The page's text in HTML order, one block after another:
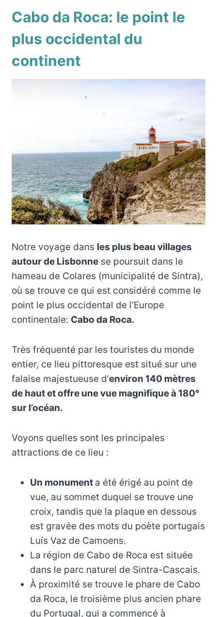
Cabo da Roca: le point le
plus occidental du
continent
Notre voyage dans les plus beau villages
autour de Lisbonne se poursuit dans le
hameau de Colares (municipalité de Sintra),
où se trouve ce qui est considéré comme le
point le plus occidental de l’Europe
continentale: Cabo da Roca.
Très fréquenté par les touristes du monde
entier, ce lieu pittoresque est situé sur une
falaise majestueuse d’environ 140 mètres
de haut et offre une vue magnifique à 180°
sur l’océan.
Voyons quelles sont les principales
attractions de ce lieu :
Un monument a été érigé au point de
vue, au sommet duquel se trouve une
croix, tandis que la plaque en dessous
est gravée des mots du poète portugais
Luís Vaz de Camoens.
La région de Cabo de Roca est située
dans le parc naturel de Sintra-Cascais.
À proximité se trouve le phare de Cabo
da Roca, le troisième plus ancien phare
du Portugal, qui a commencé à